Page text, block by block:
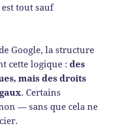
tout sauf
Google, la structure
cette logique :des
mais des droits
. Certains
— sans que cela ne